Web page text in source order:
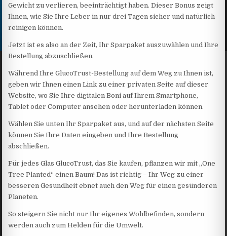
Gewicht zu verlieren, beeinträchtigt haben. Dieser Bonus zeigt
Ihnen, wie Sie Ihre Leber in nur drei Tagen sicher und natürlich
reinigen können.
Jetzt ist es also an der Zeit, Ihr Sparpaket auszuwählen und Ihre
Bestellung abzuschließen.
Während Ihre GlucoTrust-Bestellung auf dem Weg zu Ihnen ist,
geben wir Ihnen einen Link zu einer privaten Seite auf dieser
Website, wo Sie Ihre digitalen Boni auf Ihrem Smartphone,
Tablet oder Computer ansehen oder herunterladen können.
Wählen Sie unten Ihr Sparpaket aus, und auf der nächsten Seite
können Sie Ihre Daten eingeben und Ihre Bestellung
abschließen.
Für jedes Glas GlucoTrust, das Sie kaufen, pflanzen wir mit „One
Tree Planted“ einen Baum! Das ist richtig – Ihr Weg zu einer
besseren Gesundheit ebnet auch den Weg für einen gesünderen
Planeten.
So steigern Sie nicht nur Ihr eigenes Wohlbefinden, sondern
werden auch zum Helden für die Umwelt.